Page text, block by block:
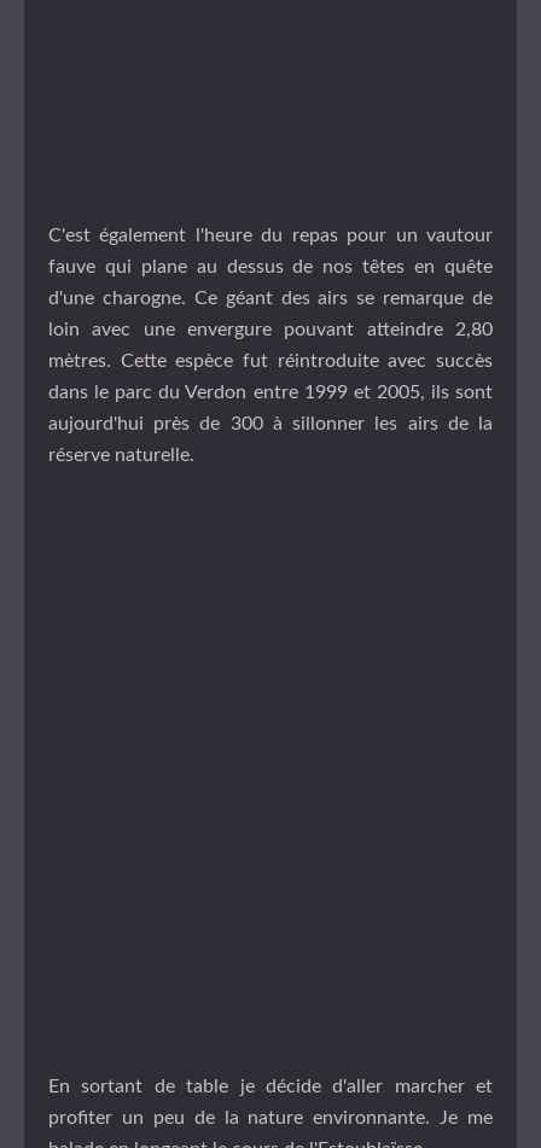
C'est également l'heure du repas pour un vautour
fauve qui plane au dessus de nos têtes en quête
d'une charogne. Ce géant des airs se remarque de
loin avec une envergure pouvant atteindre 2,80
mètres. Cette espèce fut réintroduite avec succès
dans le parc du Verdon entre 1999 et 2005, ils sont
aujourd'hui près de 300 à sillonner les airs de la
réserve naturelle.
En sortant de table je décide d'aller marcher et
profiter un peu de la nature environnante. Je me